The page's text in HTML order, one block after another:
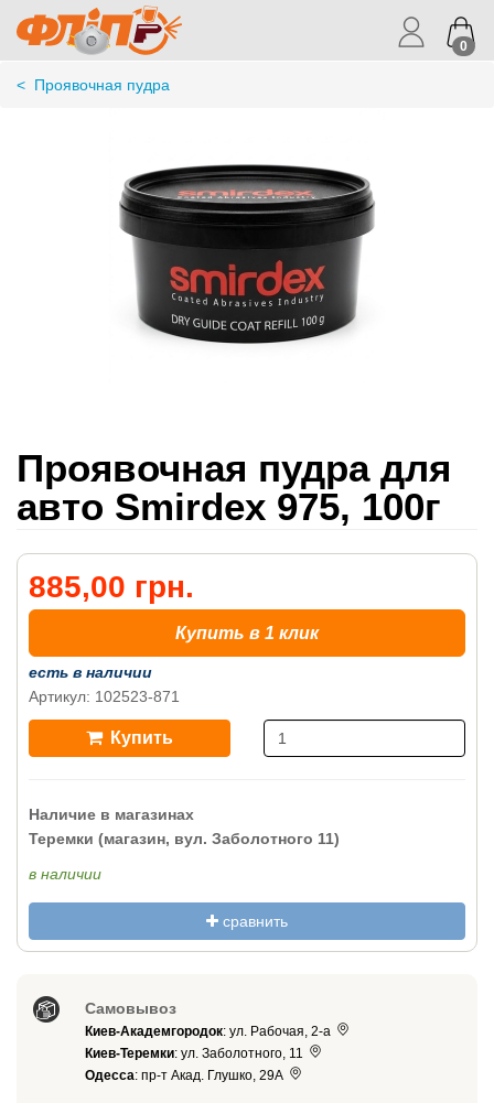
0
< Проявочная пудра
Проявочная пудра для
авто Smirdex 975, 100г
885,00 грн.
Купить в 1 клик
есть в наличии
Артикул: 102523-871
Купить
Наличие в магазинах
Теремки (магазин, вул. Заболотного 11)
в наличии
сравнить
Самовывоз
Киев-Академгородок: ул. Рабочая, 2-а
Киев-Теремки: ул. Заболотного, 11
Одесса: пр-т Акад. Глушко, 29А